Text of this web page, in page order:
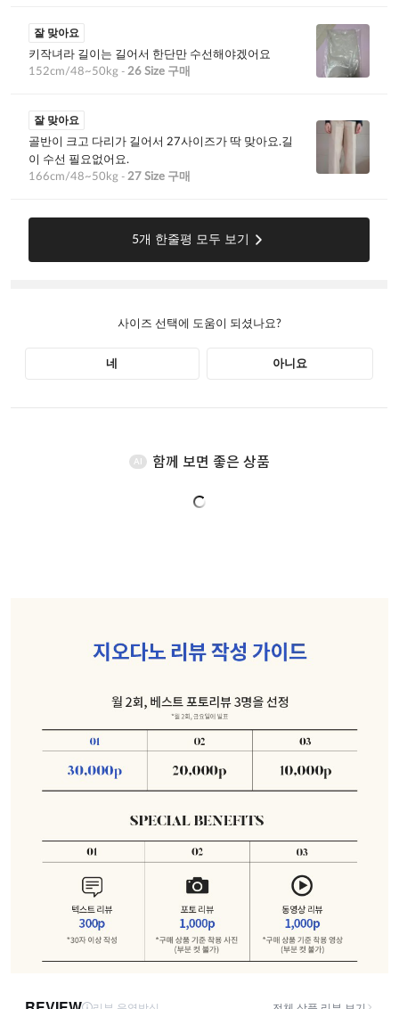
AI 함께 보면 좋은 상품